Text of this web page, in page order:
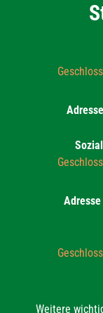
Klicken,
Klicken,
Klicken,
Weitere